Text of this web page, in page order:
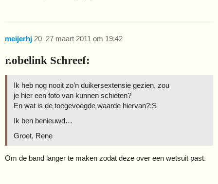
meijerhj 27 maart 2011 om 19:42
20
r.obelink Schreef:
Ik heb nog nooit zo’n duikersextensie gezien, zou
je hier een foto van kunnen schieten?
En wat is de toegevoegde waarde hiervan?:S
Ik ben benieuwd…
Groet, Rene
Om de band langer te maken zodat deze over een wetsuit past.